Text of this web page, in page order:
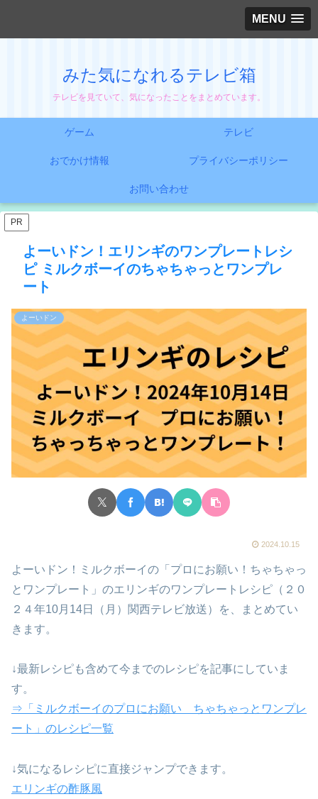
MENU
みた気になれるテレビ箱
テレビを見ていて、気になったことをまとめています。
ゲーム テレビ
おでかけ情報 プライバシーポリシー
お問い合わせ
PR
よーいドン！エリンギのワンプレートレシ
ピ ミルクボーイのちゃちゃっとワンプレ
ート
よーいドン
2024.10.15
よーいドン！ミルクボーイの「プロにお願い！ちゃちゃっ
とワンプレート」のエリンギのワンプレートレシピ（２０
２４年10月14日（月）関西テレビ放送）を、まとめてい
きます。
↓最新レシピも含めて今までのレシピを記事にしていま
す。
⇒「ミルクボーイのプロにお願い ちゃちゃっとワンプレ
ート」のレシピ一覧
↓気になるレシピに直接ジャンプできます。
エリンギの酢豚風